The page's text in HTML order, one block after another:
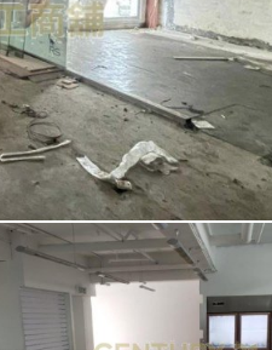
西貢近路樓新全幢
西貢
建築 2100呎
@$5,714